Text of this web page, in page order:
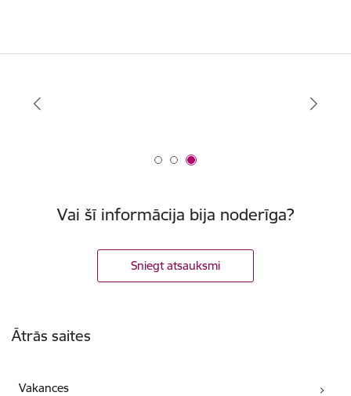
Vai šī informācija bija noderīga?
Sniegt atsauksmi
Ātrās saites
Vakances